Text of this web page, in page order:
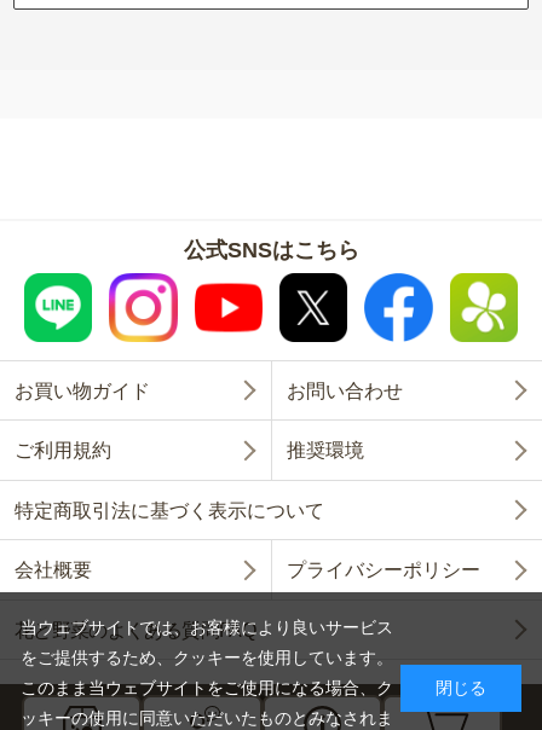
公式SNSはこちら
お買い物ガイド お問い合わせ
ご利用規約 推奨環境
特定商取引法に基づく表示について
会社概要 プライバシーポリシー
花と野菜のよくある質問FAQ
当ウェブサイトでは、お客様により良いサービス
をご提供するため、クッキーを使用しています。
このまま当ウェブサイトをご使用になる場合、ク
ッキーの使用に同意いただいたものとみなされま
閉じる